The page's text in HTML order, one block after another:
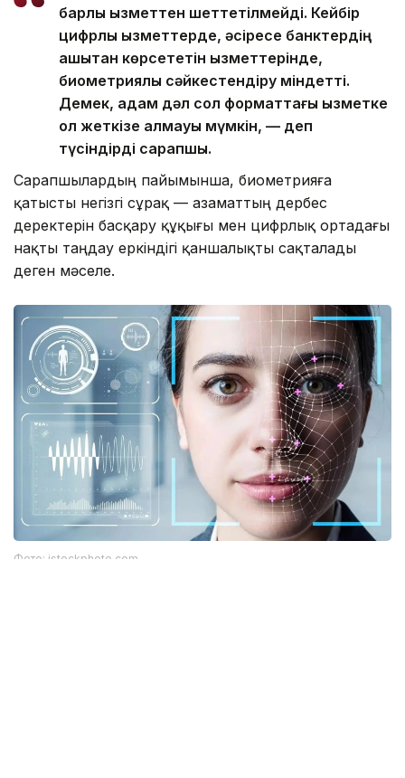
барлық қызметтен шеттетілмейді. Кейбір
цифрлық қызметтерде, әсіресе банктердің
қашықтан көрсететін қызметтерінде,
биометриялық сәйкестендіру міндетті.
Демек, адам дәл сол форматтағы қызметке
қол жеткізе алмауы мүмкін, — деп
түсіндірді сарапшы.
Сарапшылардың пайымынша, биометрияға
қатысты негізгі сұрақ — азаматтың дербес
деректерін басқару құқығы мен цифрлық ортадағы
нақты таңдау еркіндігі қаншалықты сақталады
деген мәселе.
Фото: istockphoto.com